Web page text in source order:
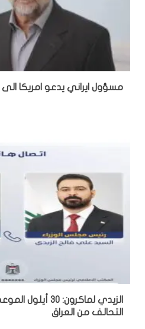
مسؤول ايراني يدعو امريكا
الزيدي لماكرون:
التحالف من العراق